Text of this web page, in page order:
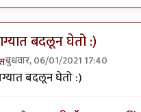
बदलून घेतो :)
बुधवार, 06/01/2021 17:40
toहा...हा...हा...
बदलून घेतो :)